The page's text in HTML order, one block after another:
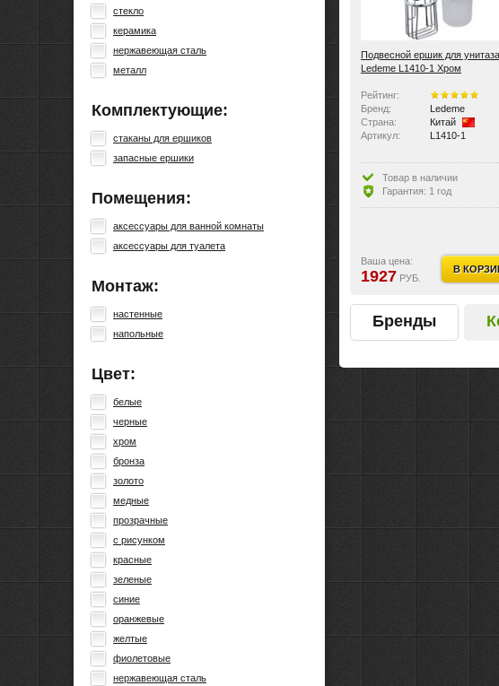
стекло
керамика
нержавеющая сталь
металл
Комплектующие:
стаканы для ершиков
запасные ершики
Помещения:
аксессуары для ванной комнаты
аксессуары для туалета
Монтаж:
настенные
напольные
Цвет:
белые
черные
хром
бронза
золото
медные
прозрачные
с рисунком
красные
зеленые
синие
оранжевые
желтые
фиолетовые
нержавеющая сталь
Подвесной ершик для унитаза
Ledeme L1410-1 Хром
Рейтинг:
Бренд:
Ledeme
Страна:
Китай
Артикул:
L1410-1
Товар в наличии
Гарантия: 1 год
Ваша цена:
1927 РУБ.
В
Бренды